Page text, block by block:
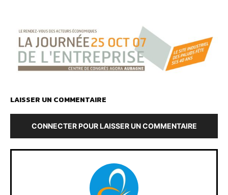
LAISSER UN COMMENTAIRE
CONNECTER POUR LAISSER UN COMMENTAIRE